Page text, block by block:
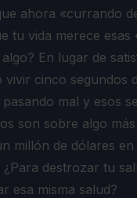
ahora «currando
tu vida merece
En lugar de
vivir cinco segundos
mal y esos
son sobre algo
millón de dólares
destrozar tu
esa misma salud?